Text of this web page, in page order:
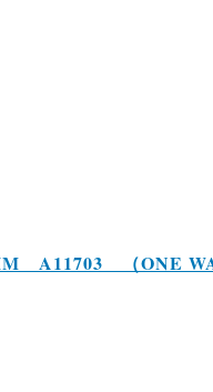
A11703 （ONE